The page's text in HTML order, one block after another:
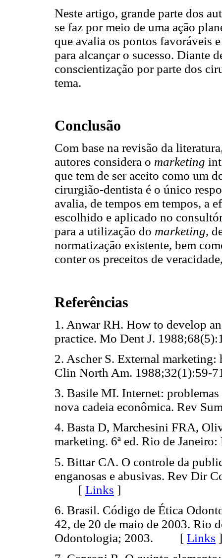
Neste artigo, grande parte dos
se faz por meio de uma ação
que avalia os pontos favoráveis
para alcançar o sucesso. Diante
conscientização por parte dos
tema.
Conclusão
Com base na revisão da
autores considera o marketing
que tem de ser aceito como um
cirurgião-dentista é o único
avalia, de tempos em tempos, a
escolhido e aplicado no
para a utilização do marketing,
normatização existente, bem
conter os preceitos de
Referências
1. Anwar RH. How to develop
practice. Mo Dent J.
2. Ascher S. External
Clin North Am.
3. Basile MI. Internet:
nova cadeia econômica. Rev
4. Basta D, Marchesini FRA,
marketing. 6ª ed. Rio de
5. Bittar CA. O controle da
enganosas e abusivas. Rev Dir
[ Links ]
6. Brasil. Código de Ética
42, de 20 de maio de 2003. Rio
Odontologia; 2003. [ Links ]